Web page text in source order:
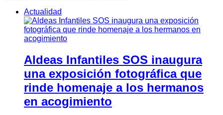
Actualidad
Aldeas Infantiles SOS inaugura
una exposición fotográfica que
rinde homenaje a los hermanos
en acogimiento